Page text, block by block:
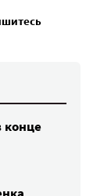
конце